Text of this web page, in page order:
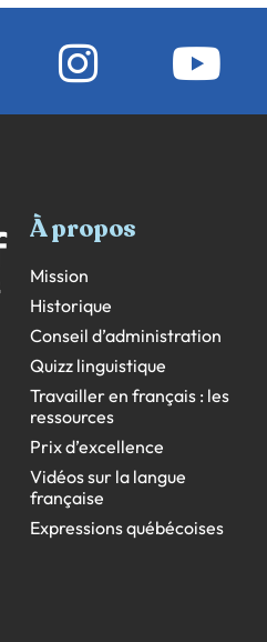
À propos
Mission
Historique
Conseil d’administration
Quizz linguistique
Travailler en français : les
ressources
Prix d’excellence
Vidéos sur la langue
française
Expressions québécoises